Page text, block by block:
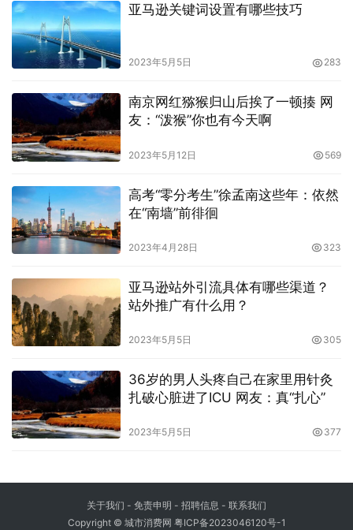
亚马逊关键词设置有哪些技巧
2023年5月5日 283
南京网红猕猴归山后挨了一顿揍 网
友：“泼猴”你也有今天啊
2023年5月12日 569
高考“零分考生”徐孟南这些年：依然
在“南墙”前徘徊
2023年4月28日 323
亚马逊站外引流具体有哪些渠道？
站外推广有什么用？
2023年5月5日 305
36岁的男人头疼自己在家里用针灸
扎破心脏进了ICU 网友：真“扎心”
2023年5月5日 377
关于我们 - 免责申明 - 招聘信息 - 联系我们
Copyright © 城市消费网 粤ICP备2023046120号-1